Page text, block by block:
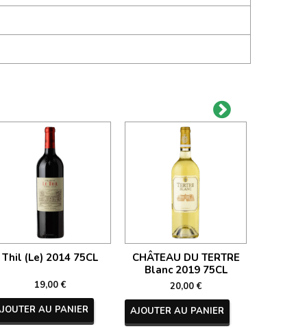
Thil (Le) 2014 75CL
19,00 €
AU PANIER
CHÂTEAU DU TERTRE
Blanc 2019 75CL
20,00 €
AJOUTER AU PANIER